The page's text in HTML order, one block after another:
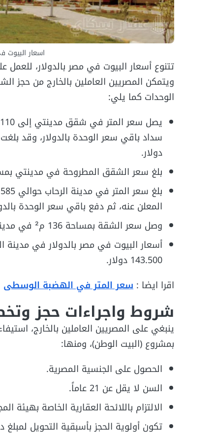
اسعار البيوت
تتنوع أسعار البيوت في مصر بالدولار، للعمل
ويتمكن المصريين العاملين بالخارج من حجز
الوحدات كما يلي:
دولار.
بلغ سعر الشقق المطروحة في مدينتي بمساحة 122 م² حوالي
المعلن عنه، ثم دفع باقي سعر الوحدة
وصل سعر الشقة بمساحة 136 م² في مدينة الرحاب إلى 139.400 دولار.
143.500 دولار.
اقرا ايضا : سعر المتر في الهضبة الوسطى
شروط واجراءات حجز
ينبغي على المصريين العاملين بالخارج،
بمشروع (البيت الوطن)، ومنها:
الحصول على الجنسية المصرية.
السن لا يقل عن 21 عاماً.
الالتزام باللائحة العقارية الخاصة بهيئة
تكون أولوية الحجز بأسبقية التحويل